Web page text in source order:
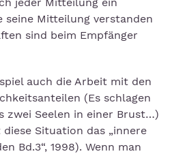
seine Mitteilung verstanden
sind beim Empfänger
auch die Arbeit mit den
(Es schlagen
zwei Seelen in einer Brust…)
Situation das „innere
Bd.3“, 1998). Wenn man